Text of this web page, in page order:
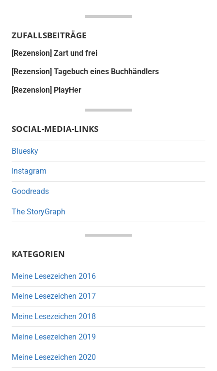
ZUFALLSBEITRÄGE
[Rezension] Zart und frei
[Rezension] Tagebuch eines Buchhändlers
[Rezension] PlayHer
SOCIAL-MEDIA-LINKS
Bluesky
Instagram
Goodreads
The StoryGraph
KATEGORIEN
Meine Lesezeichen 2016
Meine Lesezeichen 2017
Meine Lesezeichen 2018
Meine Lesezeichen 2019
Meine Lesezeichen 2020